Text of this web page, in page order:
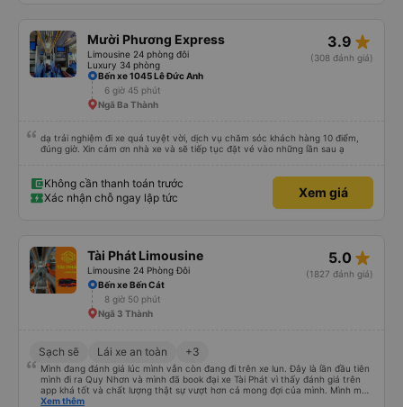
phát triển mạnh hơn🥰
Mười Phương Express
Limousine 24 phòng đôi
Luxury 34 phòng
3.9 star_rate
(308 đánh giá)
Bến xe 1045 Lê Đức Anh
6 giờ 45 phút
Ngã Ba Thành
dạ trải nghiệm đi xe quá tuyệt vời, dịch vụ chăm sóc khách hàng 10 điểm,
đúng giờ. Xin cảm ơn nhà xe và sẽ tiếp tục đặt vé vào những lần sau ạ
Không cần thanh toán trước
Xác nhận chỗ ngay lập tức
Xem giá
Tài Phát Limousine
Limousine 24 Phòng Đôi
5.0 star_rate
(1827 đánh giá)
Bến xe Bến Cát
8 giờ 50 phút
Ngã 3 Thành
Sạch sẽ Lái xe an toàn +3
Mình đang đánh giá lúc mình vẫn còn đang đi trên xe lun. Đây là lần đầu tiên
mình đi ra Quy Nhơn và mình đã book đại xe Tài Phát vì thấy đánh giá trên
app khá tốt và chất lượng thật sự vượt hơn cả mong đợi của mình. Mình mua
giường đôi và vừa đủ cho 2 người. Nhân viên của nhà xe phải nói là siêu nhiệt
Xem thêm